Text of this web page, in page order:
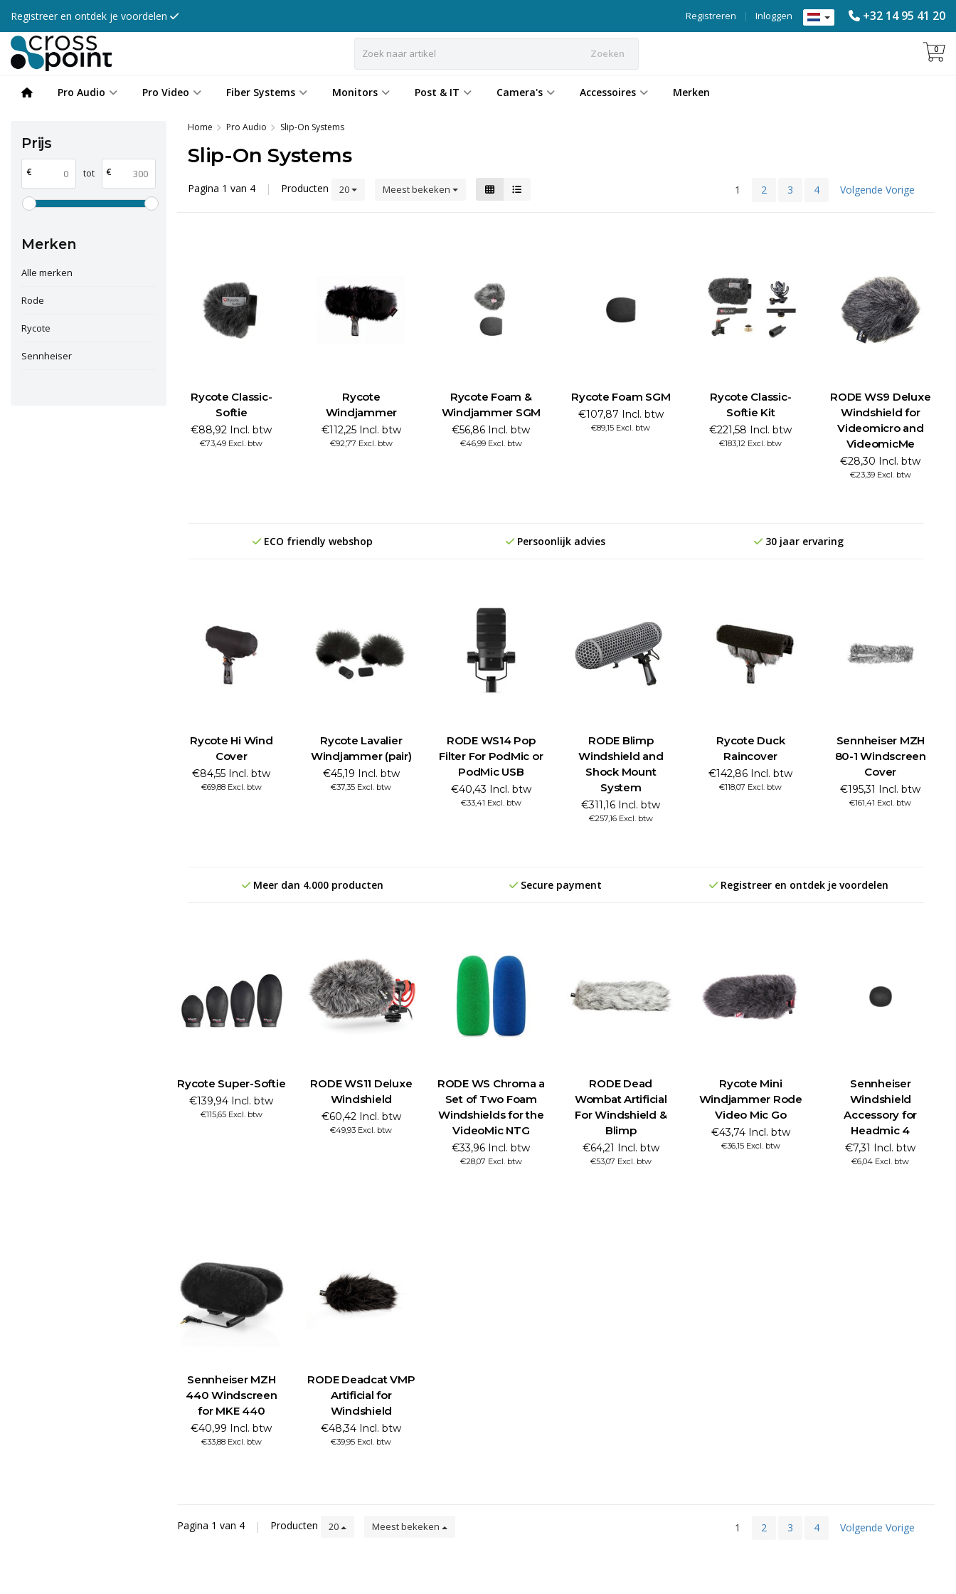
Registreer en ontdek je voordelen +32 14 95 41 20
Inloggen
|
Registreren
Zoeken 0
Pro Audio Pro Video Fiber Systems Monitors Post & IT Camera's Accessoires Merken
Prijs
€ tot €
Merken
Alle merken
Rode
Rycote
Sennheiser
Home Pro Audio Slip-On Systems
Slip-On Systems
Pagina 1 van 4 | Producten 20 Meest bekeken 1 2 3 4 Volgende Vorige
Rycote Classic-
Softie
€88,92 Incl. btw
€73,49 Excl. btw
Rycote
Windjammer
€112,25 Incl. btw
€92,77 Excl. btw
Rycote Foam &
Windjammer SGM
€56,86 Incl. btw
€46,99 Excl. btw
Rycote Foam SGM
€107,87 Incl. btw
€89,15 Excl. btw
Rycote Classic-
Softie Kit
€221,58 Incl. btw
€183,12 Excl. btw
RODE WS9 Deluxe
Windshield for
Videomicro and
VideomicMe
€28,30 Incl. btw
€23,39 Excl. btw
ECO friendly webshop Persoonlijk advies 30 jaar ervaring
Rycote Hi Wind
Cover
€84,55 Incl. btw
€69,88 Excl. btw
Rycote Lavalier
Windjammer (pair)
€45,19 Incl. btw
€37,35 Excl. btw
RODE WS14 Pop
Filter For PodMic or
PodMic USB
€40,43 Incl. btw
€33,41 Excl. btw
RODE Blimp
Windshield and
Shock Mount
System
€311,16 Incl. btw
€257,16 Excl. btw
Rycote Duck
Raincover
€142,86 Incl. btw
€118,07 Excl. btw
Sennheiser MZH
80-1 Windscreen
Cover
€195,31 Incl. btw
€161,41 Excl. btw
Meer dan 4.000 producten Secure payment Registreer en ontdek je voordelen
Rycote Super-Softie
€139,94 Incl. btw
€115,65 Excl. btw
RODE WS11 Deluxe
Windshield
€60,42 Incl. btw
€49,93 Excl. btw
RODE WS Chroma a
Set of Two Foam
Windshields for the
VideoMic NTG
€33,96 Incl. btw
€28,07 Excl. btw
RODE Dead
Wombat Artificial
For Windshield &
Blimp
€64,21 Incl. btw
€53,07 Excl. btw
Rycote Mini
Windjammer Rode
Video Mic Go
€43,74 Incl. btw
€36,15 Excl. btw
Sennheiser
Windshield
Accessory for
Headmic 4
€7,31 Incl. btw
€6,04 Excl. btw
Sennheiser MZH
440 Windscreen
for MKE 440
€40,99 Incl. btw
€33,88 Excl. btw
RODE Deadcat VMP
Artificial for
Windshield
€48,34 Incl. btw
€39,95 Excl. btw
Pagina 1 van 4 | Producten 20 Meest bekeken 1 2 3 4 Volgende Vorige